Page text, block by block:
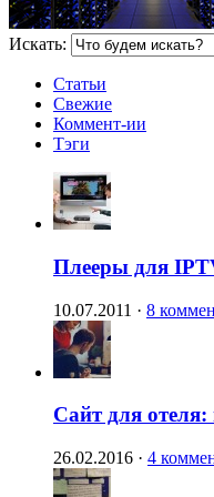
Искать:
Статьи
Свежие
Коммент-ии
Тэги
Плееры для
10.07.2011 · 8
Сайт для отеля:
26.02.2016 · 4